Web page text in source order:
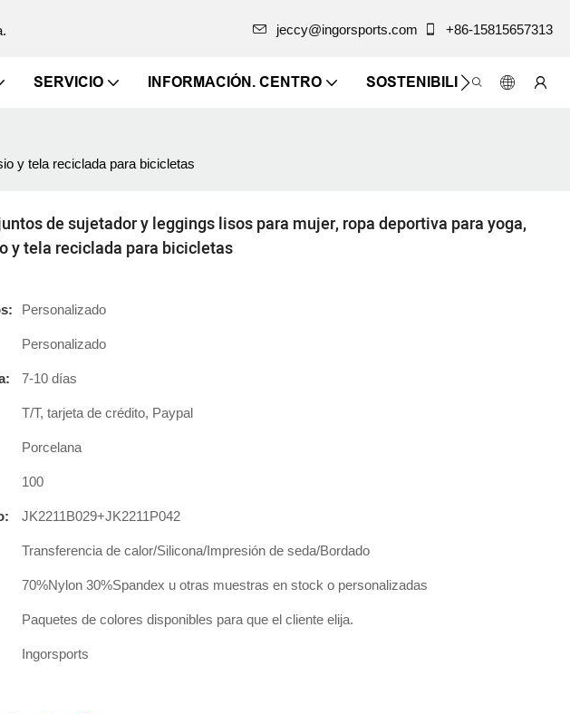
jeccy@ingorsports.com +86-15815657313
SERVICIO INFORMACIÓN. CENTRO SOSTENIBILIDAD
y tela reciclada para bicicletas
de sujetador y leggings lisos para mujer, ropa deportiva para yoga,
y tela reciclada para bicicletas
Personalizado
Personalizado
7-10 días
T/T, tarjeta de crédito, Paypal
Porcelana
100
JK2211B029+JK2211P042
Transferencia de calor/Silicona/Impresión de seda/Bordado
70%Nylon 30%Spandex u otras muestras en stock o personalizadas
Paquetes de colores disponibles para que el cliente elija.
Ingorsports